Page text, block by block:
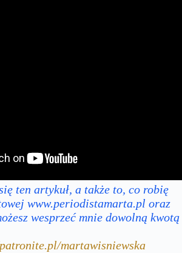
ten artykuł, a także to, co robię
www.periodistamarta.pl oraz
wesprzeć mnie dowolną kwotą
martawisniewska